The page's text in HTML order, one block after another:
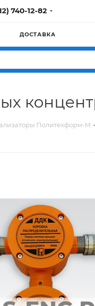
740-12-82
ДОСТАВКА
Политехформ-М